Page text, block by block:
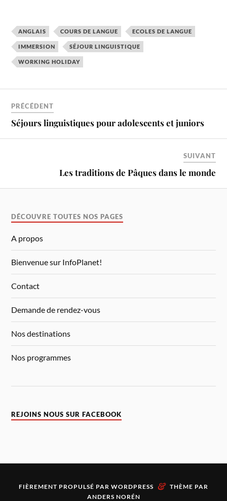
ANGLAIS COURS DE LANGUE ECOLES DE LANGUE
IMMERSION SÉJOUR LINGUISTIQUE
WORKING HOLIDAY
PRÉCÉDENT
Séjours linguistiques pour adolescents et juniors
SUIVANT
Les traditions de Pâques dans le monde
DÉCOUVRE TOUTES NOS PAGES
A propos
Bienvenue sur InfoPlanet!
Contact
Demande de rendez-vous
Nos destinations
Nos programmes
REJOINS NOUS SUR FACEBOOK
FIÈREMENT PROPULSÉ PAR WORDPRESS & THÈME PAR
ANDERS NORÉN